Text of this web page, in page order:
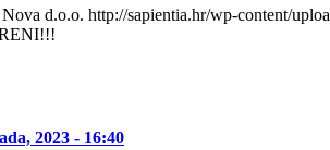
d.o.o. http://sapientia.hr/wp-content/
2023 - 16:40